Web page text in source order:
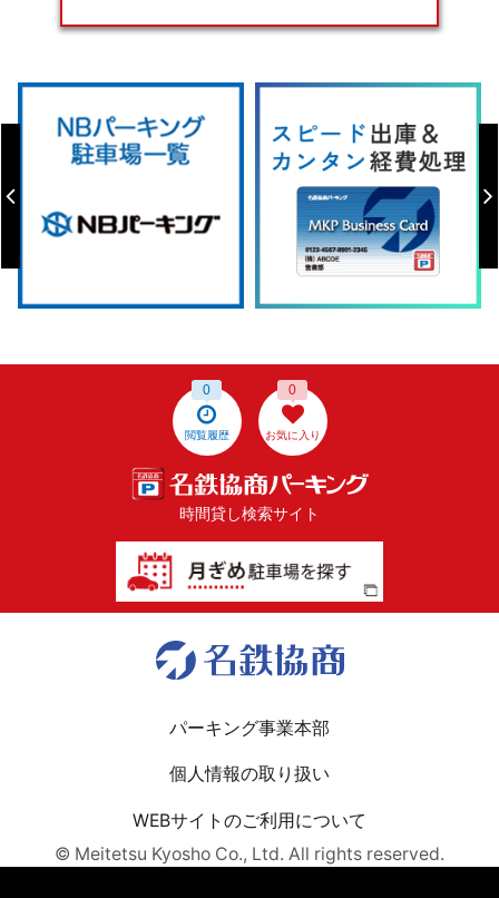
閲覧履歴
0
お気に入り
0
時間貸し検索サイト
パーキング事業本部
個人情報の取り扱い
WEBサイトのご利用について
© Meitetsu Kyosho Co., Ltd. All rights reserved.